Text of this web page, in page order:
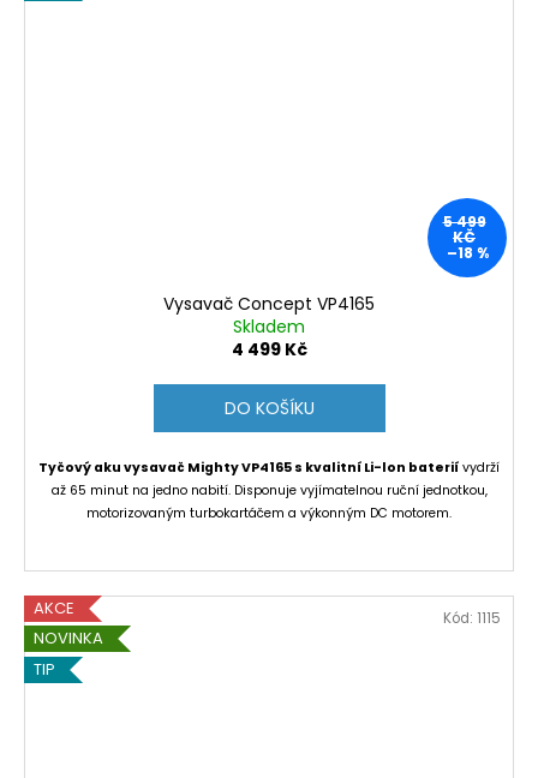
5 499
KČ
–18 %
Vysavač Concept VP4165
Skladem
4 499 Kč
DO KOŠÍKU
Tyčový aku vysavač Mighty VP4165 s kvalitní Li-lon baterií vydrží
až 65 minut na jedno nabití. Disponuje vyjímatelnou ruční jednotkou,
motorizovaným turbokartáčem a výkonným DC motorem.
AKCE
NOVINKA
TIP
Kód: 1115